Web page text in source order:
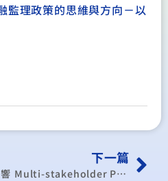
監理政策的思維與方向－以
下一篇
Multi-stakeholder Performance Evaluation of Technology-Based Systematic Service Innovations: e-Healthcare Programs in Taiwan